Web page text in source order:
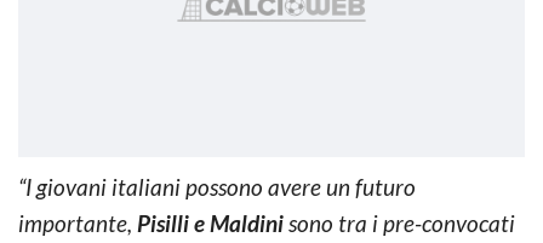
“I giovani italiani possono avere un futuro
importante, Pisilli e Maldinisono tra i pre-convocati